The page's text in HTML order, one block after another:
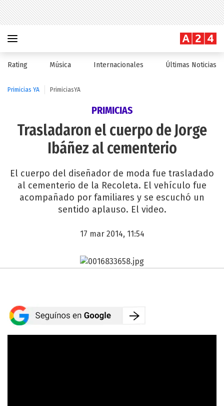
Rating Música Internacionales Últimas Noticias
Primicias YA PrimiciasYA
PRIMICIAS
Trasladaron el cuerpo de Jorge
Ibáñez al cementerio
El cuerpo del diseñador de moda fue trasladado
al cementerio de la Recoleta. El vehículo fue
acompañado por familiares y se escuchó un
sentido aplauso. El video.
17 mar 2014, 11:54